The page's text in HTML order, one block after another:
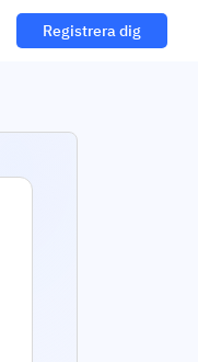
Registrera dig